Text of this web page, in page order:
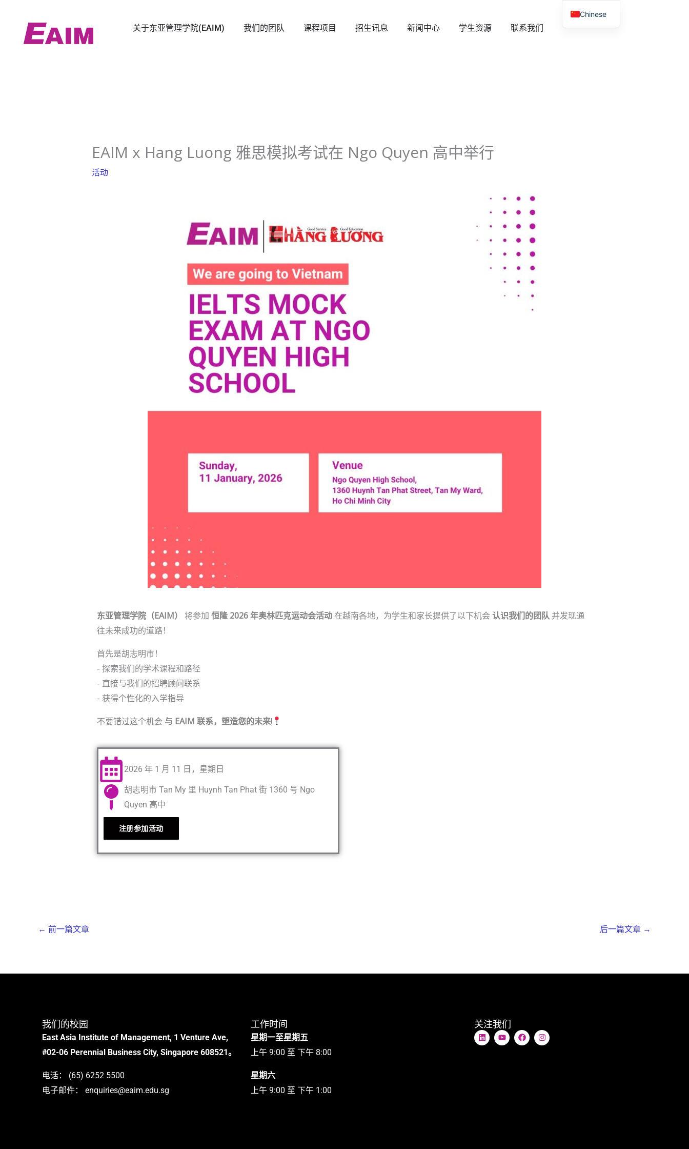
关于东亚管理学院(EAIM) 打开 About EAIM
我们的团队 打开 Our Team
课程项目 打开 Programmes
招生讯息 打开 Admissions
新闻中心 打开 Newsroom
学生资源 打开 Student Resources
联系我们
EAIM x Hang Luong 雅思模拟考试在 Ngo Quyen 高中举行
活动
东亚管理学院（EAIM） 将参加 恒隆 2026 年奥林匹克运动会活动在越南各地，为学生和家长提供了以下机会 认识我们的团队并发现通
往未来成功的道路！
首先是胡志明市！
- 探索我们的学术课程和路径
- 直接与我们的招聘顾问联系
- 获得个性化的入学指导
不要错过这个机会 与 EAIM 联系，塑造您的未来!
2026 年 1 月 11 日，星期日
胡志明市 Tan My 里 Huynh Tan Phat 街 1360 号 Ngo
Quyen 高中
注册参加活动
← 前一篇文章 后一篇文章 →
我们的校园
East Asia Institute of Management, 1 Venture Ave,
#02-06 Perennial Business City, Singapore 608521。
电话： (65) 6252 5500
电子邮件： enquiries@eaim.edu.sg
工作时间
星期一至星期五
上午 9:00 至 下午 8:00
星期六
上午 9:00 至 下午 1:00
关注我们
L
i
n
Y
o
u
在
F
a
I
n
s
Chinese